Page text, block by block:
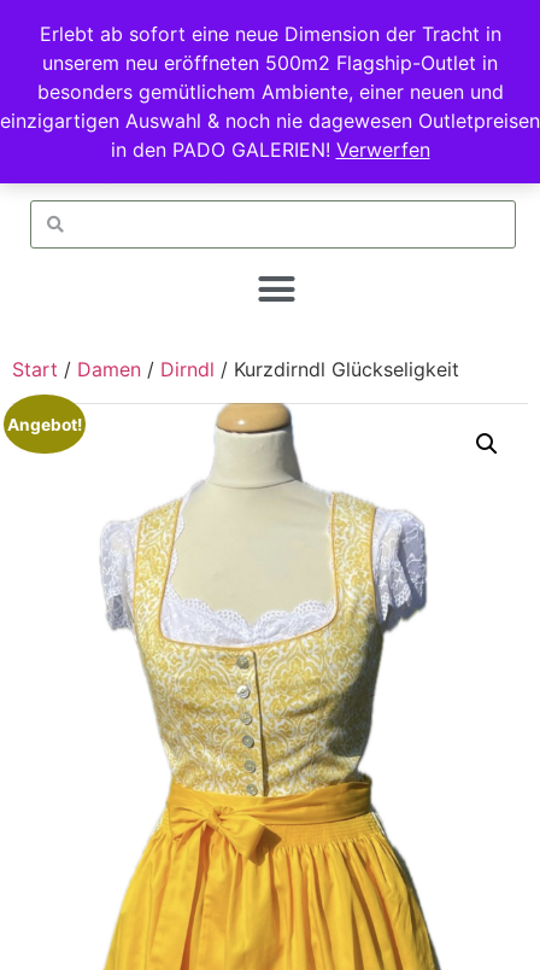
Erlebt ab sofort eine neue Dimension der Tracht in
unserem neu eröffneten 500m2 Flagship-Outlet in
besonders gemütlichem Ambiente, einer neuen und
einzigartigen Auswahl & noch nie dagewesen Outletpreisen
in den PADO GALERIEN! Verwerfen
Start / Damen / Dirndl / Kurzdirndl Glückseligkeit
Angebot!